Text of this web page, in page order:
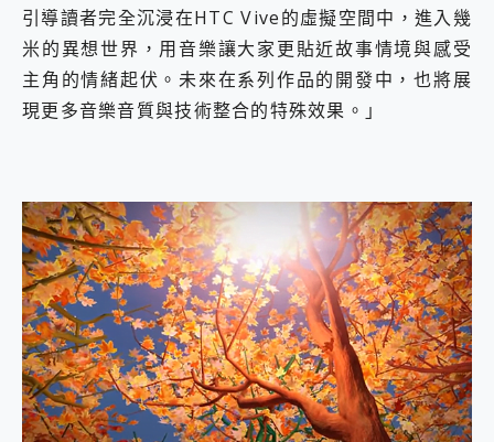
引導讀者完全沉浸在HTC Vive的虛擬空間中，進入幾
米的異想世界，用音樂讓大家更貼近故事情境與感受
主角的情緒起伏。未來在系列作品的開發中，也將展
現更多音樂音質與技術整合的特殊效果。」